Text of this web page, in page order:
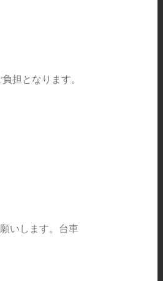
担となります。
いします。台車